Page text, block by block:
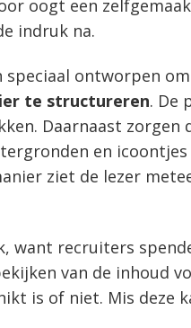
oogt een
indruk na.
speciaal ontworpen
te structureren. De
Daarnaast zorgen
en
ziet de lezer
want recruiters
van de inhoud
is of niet. Mis deze